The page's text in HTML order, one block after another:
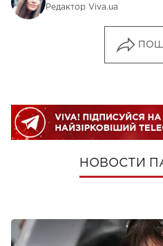
Редактор Viva.ua
НОВОСТИ